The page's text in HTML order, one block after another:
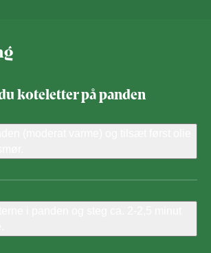
koteletter på panden
(moderat varme) og tilsæt først olie
i panden og steg ca. 2-2,5 minut